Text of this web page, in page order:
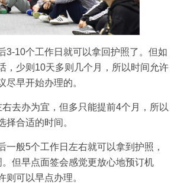
3-10个工作日就可以拿回护照了。但如
，少则10天多则几个月，所以时间允许
尽早开始办理的。
去办为宜，但多只能提前4个月，所以
择合适的时间。
一般5个工作日左右就可以拿到护照，
但早点面签会感觉更放心地预订机
则可以早点办理。